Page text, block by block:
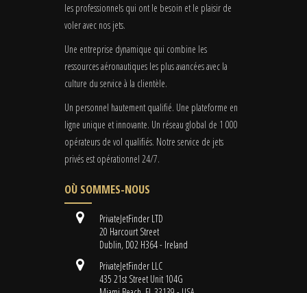
les professionnels qui ont le besoin et le plaisir de
voler avec nos jets.
Une entreprise dynamique qui combine les
ressources aéronautiques les plus avancées avec la
culture du service à la clientèle.
Un personnel hautement qualifié. Une plateforme en
ligne unique et innovante. Un réseau global de 1 000
opérateurs de vol qualifiés. Notre service de jets
privés est opérationnel 24/7.
OÙ SOMMES-NOUS
PrivateJetFinder LTD
20 Harcourt Street
Dublin, D02 H364 - Ireland
PrivateJetFinder LLC
435 21st Street Unit 104G